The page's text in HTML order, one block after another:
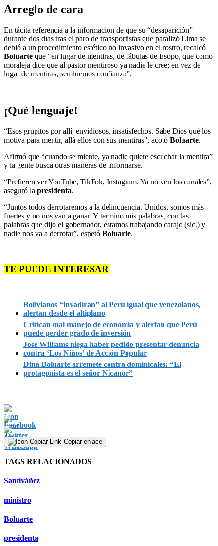
Arreglo de cara
En tácita referencia a la información de que su “desaparición”
durante dos días tras el paro de transportistas que paralizó Lima se
debió a un procedimiento estético no invasivo en el rostro, recalcó
Boluarte que “en lugar de mentiras, de fábulas de Esopo, que como
moraleja dice que al pastor mentiroso ya nadie le cree; en vez de
lugar de mentiras, sembremos confianza”.
¡Qué lenguaje!
“Esos grupitos por allí, envidiosos, insatisfechos. Sabe Dios qué los
motiva para mentir, allá ellos con sus mentiras”, acotó Boluarte.
Afirmó que “cuando se miente, ya nadie quiere escuchar la mentira”
y la gente busca otras maneras de informarse.
“Prefieren ver YouTube, TikTok, Instagram. Ya no ven los canales”,
aseguró la presidenta.
“Juntos todos derrotaremos a la delincuencia. Unidos, somos más
fuertes y no nos van a ganar. Y termino mis palabras, con las
palabras que dijo el gobernador, estamos trabajando carajo (sic.) y
nadie nos va a derrotar”, espetó Boluarte.
TE PUEDE INTERESAR
Bolivianos “invadirán” al Perú igual que venezolanos,
alertan desde el altiplano
Critican mal manejo de economía y alertan que Perú
puede perder grado de inversión
José Williams niega haber pedido presentar denuncia
contra ‘Los Niños’ de Acción Popular
Dina Boluarte arremete contra dominicales: “El
protagonista es el señor Nicanor”
Copiar enlace
TAGS RELACIONADOS
Santiváñez
ministro
Boluarte
presidenta